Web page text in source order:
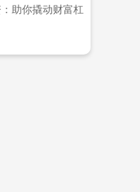
助你撬动财富杠